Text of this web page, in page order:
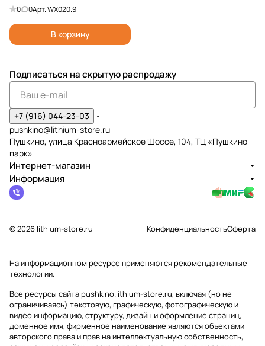
0 0Арт.WX020.9
В корзину
Подписаться на скрытую распродажу
+7 (916) 044-23-03
pushkino@lithium-store.ru
Пушкино, улица Красноармейское Шоссе, 104, ТЦ «Пушкино
парк»
Интернет-магазин
Информация
© 2026 lithium-store.ru КонфиденциальностьОферта
На информационном ресурсе применяютсярекомендательные
технологии.
Все ресурсы сайта pushkino.lithium-store.ru, включая (но не
ограничиваясь) текстовую, графическую, фотографическую и
видео информацию, структуру, дизайн и оформление страниц,
доменное имя, фирменное наименование являются объектами
авторского права и прав на интеллектуальную собственность,